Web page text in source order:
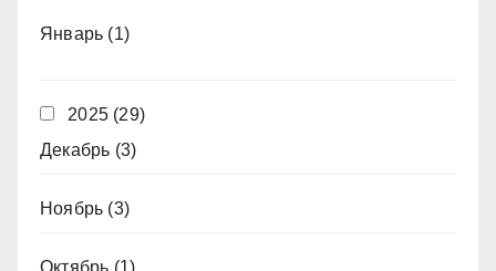
Январь (1)
2025 (29)
Декабрь (3)
Ноябрь (3)
Октябрь (1)